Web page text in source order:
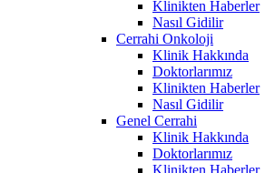
Klinikten Haberler
Nasıl Gidilir
Cerrahi Onkoloji
Klinik Hakkında
Doktorlarımız
Klinikten Haberler
Nasıl Gidilir
Genel Cerrahi
Klinik Hakkında
Doktorlarımız
Klinikten Haberler